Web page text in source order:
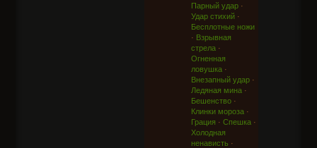
Парный удар ·
Удар стихий ·
Бесплотные ножи
· Взрывная
стрела ·
Огненная
ловушка ·
Внезапный удар ·
Ледяная мина ·
Бешенство ·
Клинки мороза ·
Грация · Спешка ·
Холодная
ненависть ·